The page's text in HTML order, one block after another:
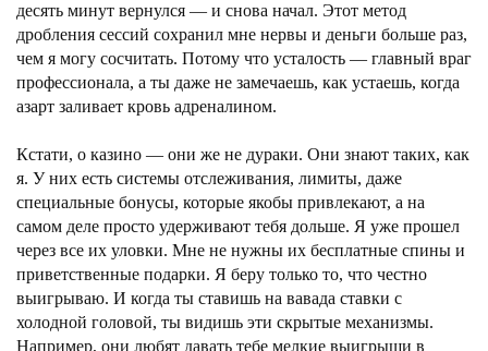
десять минут вернулся — и снова начал. Этот метод
дробления сессий сохранил мне нервы и деньги больше раз,
чем я могу сосчитать. Потому что усталость — главный враг
профессионала, а ты даже не замечаешь, как устаешь, когда
азарт заливает кровь адреналином.
Кстати, о казино — они же не дураки. Они знают таких, как
я. У них есть системы отслеживания, лимиты, даже
специальные бонусы, которые якобы привлекают, а на
самом деле просто удерживают тебя дольше. Я уже прошел
через все их уловки. Мне не нужны их бесплатные спины и
приветственные подарки. Я беру только то, что честно
выигрываю. И когда ты ставишь на вавада ставки с
холодной головой, ты видишь эти скрытые механизмы.
Например, они любят давать тебе мелкие выигрыши в